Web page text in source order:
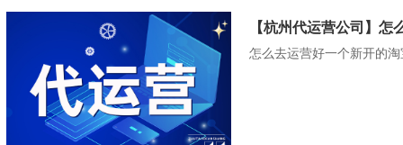
【杭州代运营公司】怎
怎么去运营好一个新开的